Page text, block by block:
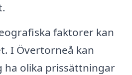
faktorer kan
I Övertorneå kan
ha olika prissättningar